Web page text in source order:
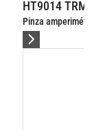
TRMS, CAT IV